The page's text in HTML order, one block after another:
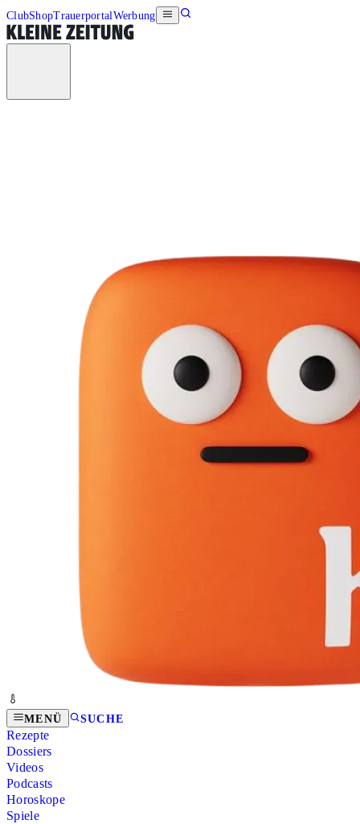
ClubShopTrauerportalWerbung
MENÜ SUCHE
Rezepte
Dossiers
Videos
Podcasts
Horoskope
Spiele